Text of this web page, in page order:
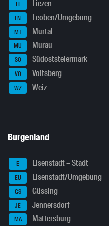
LI Liezen
LN Leoben/Umgebung
MT Murtal
MU Murau
SO Südoststeiermark
VO Voitsberg
WZ Weiz
Burgenland
E Eisenstadt – Stadt
EU Eisenstadt/Umgebung
GS Güssing
JE Jennersdorf
MA Mattersburg